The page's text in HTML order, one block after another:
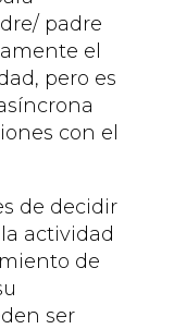
padre
el
pero es
con el
de decidir
actividad
de
ser